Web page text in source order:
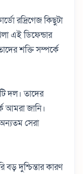
রদ্রিগেজ কিছুটা
এই ডিফেন্ডার
শক্তি সম্পর্কে
দল। তাদের
আমরা জানি।
সেরা
দুশ্চিন্তার কারণ